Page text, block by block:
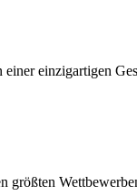
einzigartigen